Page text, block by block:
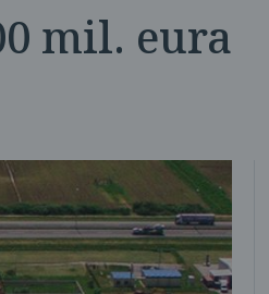
mil. eura